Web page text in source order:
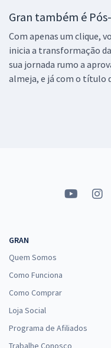
Gran também é
Com apenas um clique,
inicia a transformação
sua jornada rumo a
almeja, e já com o título
GRAN
Quem Somos
Como Funciona
Como Comprar
Loja Social
Programa de Afiliados
Trabalhe Conosco